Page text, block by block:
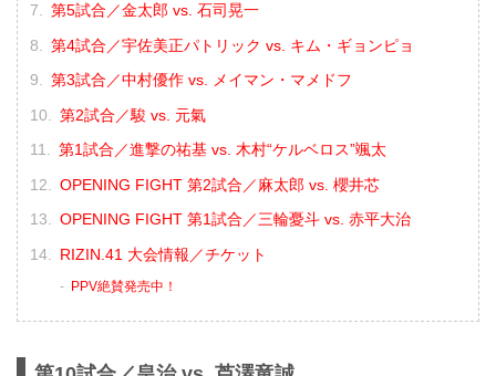
第5試合／金太郎 vs. 石司晃一
第4試合／宇佐美正パトリック vs. キム・ギョンピョ
第3試合／中村優作 vs. メイマン・マメドフ
第2試合／駿 vs. 元氣
第1試合／進撃の祐基 vs. 木村“ケルベロス”颯太
OPENING FIGHT 第2試合／麻太郎 vs. 櫻井芯
OPENING FIGHT 第1試合／三輪憂斗 vs. 赤平大治
RIZIN.41 大会情報／チケット
PPV絶賛発売中！